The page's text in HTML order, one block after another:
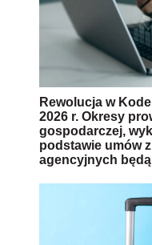
Rewolucja w
2026 r. Okresy
gospodarczej,
podstawie umów
agencyjnych